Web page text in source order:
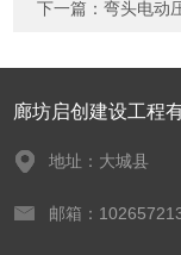
下一篇：弯头电动
廊坊启创建设工程
地址：大城县
邮箱：